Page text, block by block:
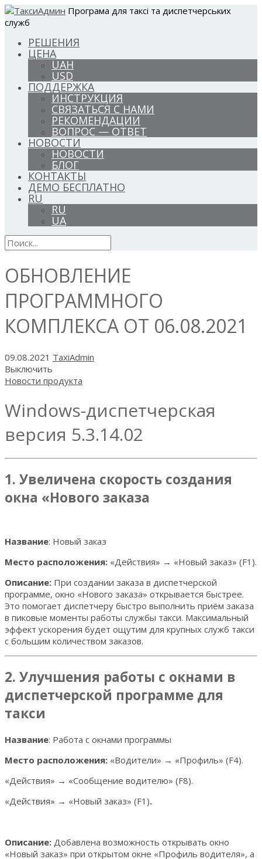
Програма для таксі та диспетчерських
служб
РЕШЕНИЯ
ЦЕНА
UAH
USD
ПОДДЕРЖКА
ИНСТРУКЦИЯ
СВЯЗАТЬСЯ С НАМИ
РЕКОМЕНДАЦИИ
ВОПРОС — ОТВЕТ
НОВОСТИ
НОВОСТИ
БЛОГ
КОНТАКТЫ
ДЕМО БЕСПЛАТНО
RU
RU
UA
ОБНОВЛЕНИЕ
ПРОГРАММНОГО
КОМПЛЕКСА ОТ 06.08.2021
09.08.2021 TaxiAdmin
Выключить
Новости продукта
Windows-диспетчерская
версия 5.3.14.02
1. Увеличена скорость создания
окна «Нового заказа
Название: Новый заказ
Место расположения: «Действия» → «Новый заказ» (F1).
Описание: При создании заказа в диспетчерской
программе, окно «Нового заказа» открывается быстрее.
Это помогает диспетчеру быстро выполнить приём заказа
в пиковые моменты работы службы такси. Максимальный
эффект ускорения будет ощутим для крупных служб такси
с большим количеством заказов.
2. Улучшения работы с окнами в
диспетчерской программе для
такси
Название: Работа с окнами программы
Место расположения: «Водители» → «Профиль» (F4).
«Действия» → «Сообщение водителю» (F8).
«Действия» → «Новый заказ» (F1).
Описание: Добавлена возможность открывать окно
«Новый заказ» при открытом окне «Профиль водителя», а